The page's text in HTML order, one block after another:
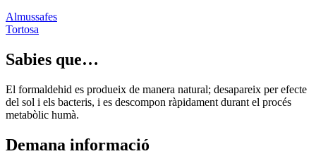
Almussafes
Tortosa
Sabies que…
El formaldehid es produeix de manera natural; desapareix per efecte
del sol i els bacteris, i es descompon ràpidament durant el procés
metabòlic humà.
Demana informació